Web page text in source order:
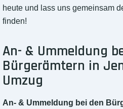
heute und lass uns gemeinsam
finden!
An- & Ummeldung
Bürgerämtern in
Umzug
An- & Ummeldung bei den